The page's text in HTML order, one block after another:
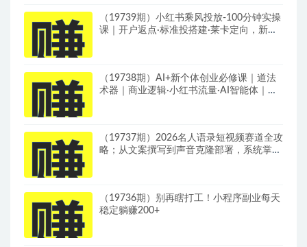
（19739期）小红书乘风投放-100分钟实操
课｜开户返点·标准投搭建·莱卡定向，新店
（19738期）AI+新个体创业必修课｜道法
术器｜商业逻辑·小红书流量·AI智能体｜低
（19737期）2026名人语录短视频赛道全攻
略；从文案撰写到声音克隆部署，系统掌握
（19736期）别再瞎打工！小程序副业每天
稳定躺赚200+